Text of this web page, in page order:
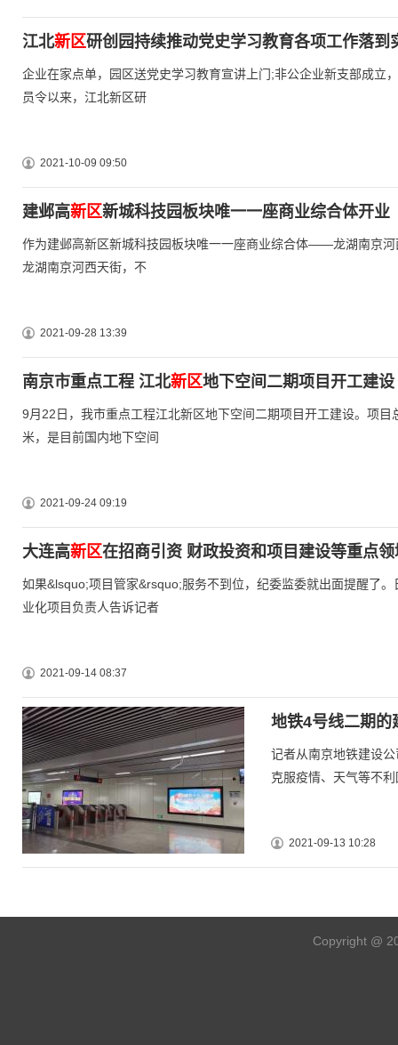
江北新区研创园持续推动党史学习教育各项工作落到
企业在家点单，园区送党史学习教育宣讲上门;非公企业新支部成
员令以来，江北新区研
2021-10-09 09:50
建邺高新区新城科技园板块唯一一座商业综合体开业
作为建邺高新区新城科技园板块唯一一座商业综合体——龙湖南京
龙湖南京河西天街，不
2021-09-28 13:39
南京市重点工程 江北新区地下空间二期项目开工建设
9月22日，我市重点工程江北新区地下空间二期项目开工建设。项
米，是目前国内地下空间
2021-09-24 09:19
大连高新区在招商引资 财政投资和项目建设等重点
如果&lsquo;项目管家&rsquo;服务不到位，纪委监委就出面提醒了
业化项目负责人告诉记者
2021-09-14 08:37
地铁4号线二期的
记者从南京地铁建设
克服疫情、天气等不
2021-09-13 10:28
Copyright @